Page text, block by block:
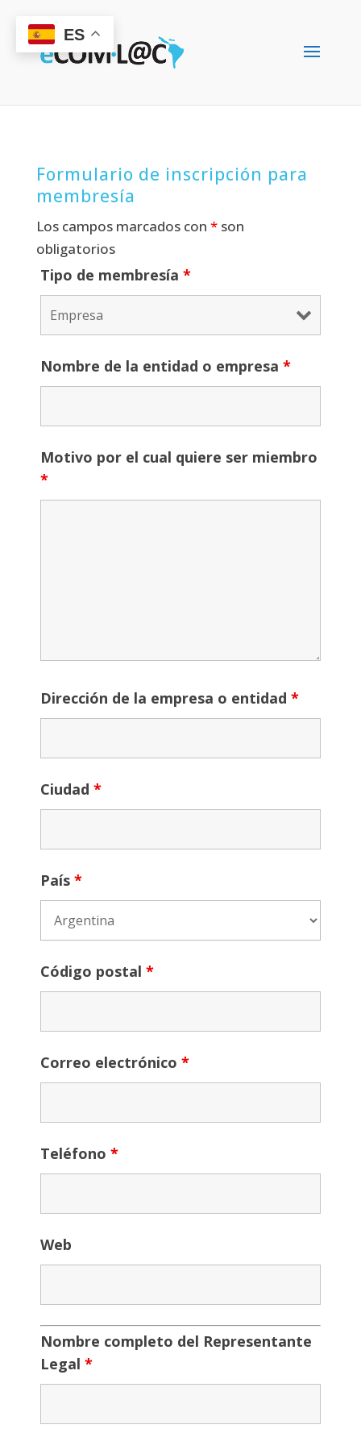
Formulario de inscripción para
membresía
Los campos marcados con *son
obligatorios
Tipo de membresía *
Nombre de la entidad o empresa *
Motivo por el cual quiere ser miembro
*
Dirección de la empresa o entidad *
Ciudad *
País *
Código postal *
Correo electrónico *
Teléfono *
Web
Nombre completo del Representante
Legal *
ES